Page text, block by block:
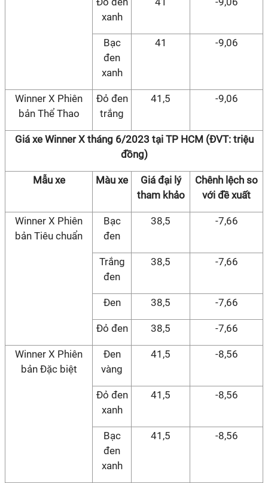
xanh
Bạc
đen
xanh
41 -9,06
Winner X Phiên
bản Thể Thao
Đỏ đen
trắng
41,5 -9,06
Giá xe Winner X tháng 6/2023 tại TP HCM (ĐVT: triệu
đồng)
Mẫu xe Màu xe
Giá đại lý
tham khảo
Chênh lệch so
với đề xuất
Winner X Phiên
bản Tiêu chuẩn
Bạc
đen
38,5 -7,66
Trắng
đen
38,5 -7,66
Đen 38,5 -7,66
Đỏ đen 38,5 -7,66
Winner X Phiên
bản Đặc biệt
Đen
vàng
41,5 -8,56
Đỏ đen
xanh
41,5 -8,56
Bạc
đen
xanh
41,5 -8,56